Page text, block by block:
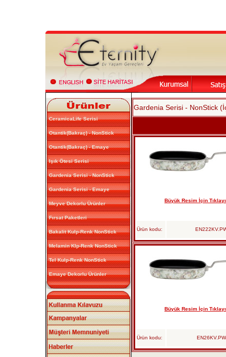
CeramicaLife Serisi
Otantik(Bakraç) - NonStick
Otantik(Bakraç) - Emaye
Işık Ötesi Serisi
Gardenia Serisi - NonStick
Gardenia Serisi - Emaye
Meyve Dekorlu Ürünler
Fırsat Paketleri
Bakalit Kulp-Renk NonStick
Melamin Klp-Renk NonStick
Tel Kulp-Renk NonStick
Emaye Dekorlu Ürünler
Gardenia Serisi - NonStick
Büyük Resim İçin
Ürün kodu:
Büyük Resim İçin
Ürün kodu: